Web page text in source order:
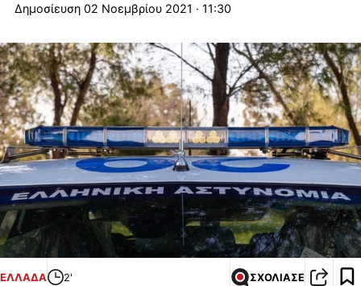
02 Νοεμβρίου 2021 · 11:30
ΕΛΛΑΔΑ 2' ΣΧΟΛΙΑΣΕ